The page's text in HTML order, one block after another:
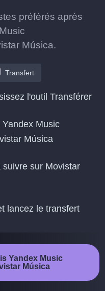
préférés après
Música.
Transfert
l'outil Transférer
Music
Música
sur Movistar
lancez le transfert
Yandex Music
Música